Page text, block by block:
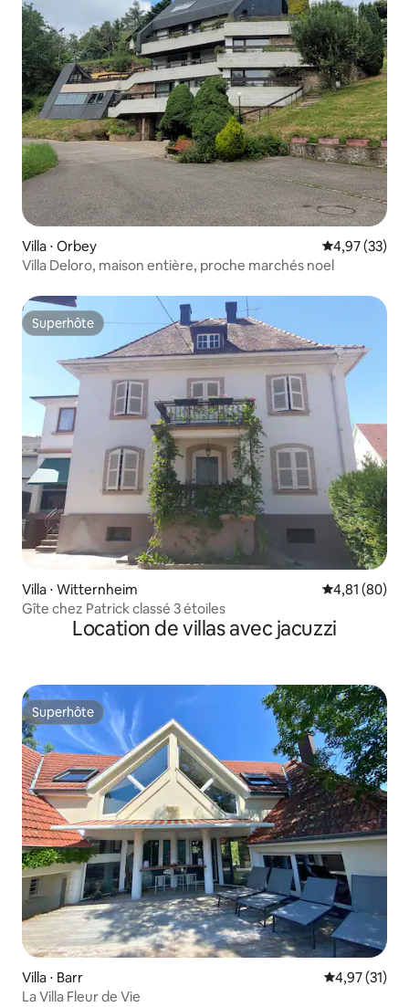
Villa ⋅ Orbey Évaluation
4,97 (33)
Villa Deloro, maison entière, proche marchés noel
Superhôte
Superhôte
Villa ⋅ Witternheim Évaluation
4,81 (80)
Gîte chez Patrick classé 3 étoiles
Location de villas avec jacuzzi
Superhôte
Superhôte
Villa ⋅ Barr Évaluation
4,97 (31)
La Villa Fleur de Vie